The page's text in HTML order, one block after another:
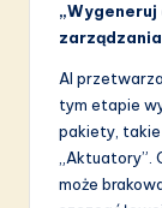
AI
tym etapie
pakiety, takie
może